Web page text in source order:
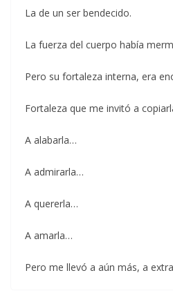
La de un ser bendecido.
La fuerza del cuerpo había
Pero su fortaleza interna, era
Fortaleza que me invitó a
A alabarla…
A admirarla…
A quererla…
A amarla…
Pero me llevó a aún más, a